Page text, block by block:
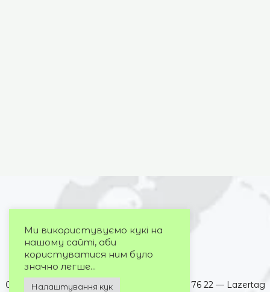
063 395 73 72 — Cosmo Multimall
050 032 76 22 — Lazertag
Ми використувуємо кукі на
нашому сайті, аби
користуватися ним було
значно легше...
Налаштування кук